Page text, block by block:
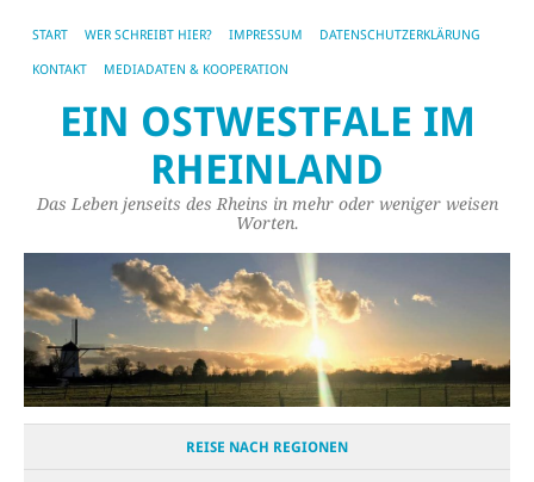
START WER SCHREIBT HIER? IMPRESSUM DATENSCHUTZERKLÄRUNG
KONTAKT MEDIADATEN & KOOPERATION
EIN OSTWESTFALE IM
RHEINLAND
Das Leben jenseits des Rheins in mehr oder weniger weisen
Worten.
REISE NACH REGIONEN